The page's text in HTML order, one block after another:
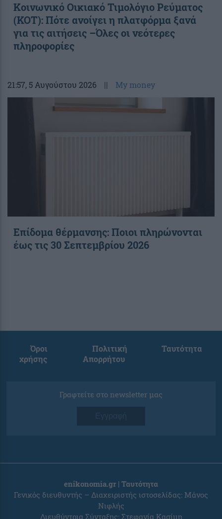
Κοινωνικό Οικιακό Τιμολόγιο Ρεύματος
(ΚΟΤ): Πότε ανοίγει η πλατφόρμα ξανά
για τις αιτήσεις –Όλες οι νεότερες
πληροφορίες
21:57, 5 Αυγούστου 2026 || My money
Επίδομα θέρμανσης: Ποιοι πληρώνονται
έως τις 30 Σεπτεμβρίου 2026
Όροι
χρήσης
Πολιτική
Απορρήτου
Ταυτότητα
Γραφτείτε στο newsletter μας
Εγγραφή
enikonomia.gr | Ταυτότητα
Γενικός διευθυντής – Διαχειριστής ιστοσελίδας: Μάνος
Νιφλής
Διευθύντρια Σύνταξης: Στεφανία Κασίμη